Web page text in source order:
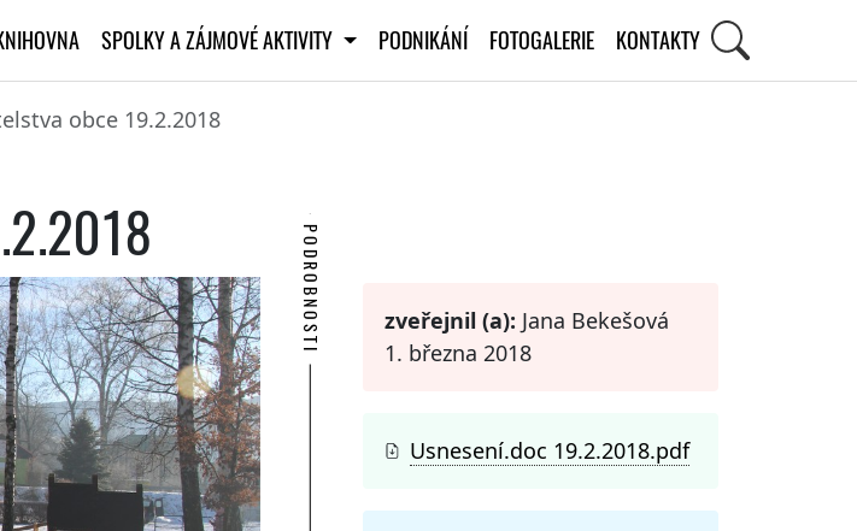
SPOLKY A ZÁJMOVÉ AKTIVITY PODNIKÁNÍ FOTOGALERIE KONTAKTY
obce 19.2.2018
PODROBNOSTI zveřejnil (a): Jana Bekešová
1. března 2018
Usnesení.doc 19.2.2018.pdf